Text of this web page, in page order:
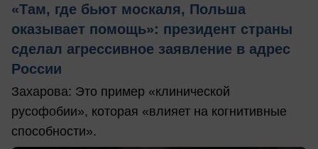
«Там, где бьют москаля, Польша
оказывает помощь»: президент страны
сделал агрессивное заявление в адрес
России
Захарова: Это пример «клинической
русофобии», которая «влияет на когнитивные
способности».